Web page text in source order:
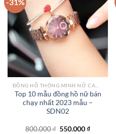
-31%
Add to
wishlist
ĐỒNG HỒ THÔNG MINH NỮ CAO CẤP NHẤT
Top 10 mẫu đồng hồ nữ bán
chạy nhất 2023 mẫu –
SDN02
800.000₫ Giá
550.000₫Giá